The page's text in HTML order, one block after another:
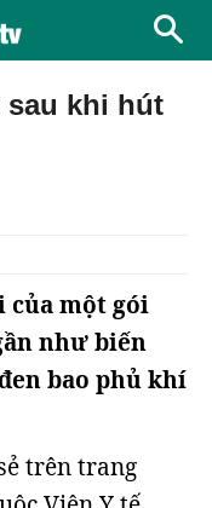
sau khi hút
của một gói
như biến
bao phủ khí
trên trang